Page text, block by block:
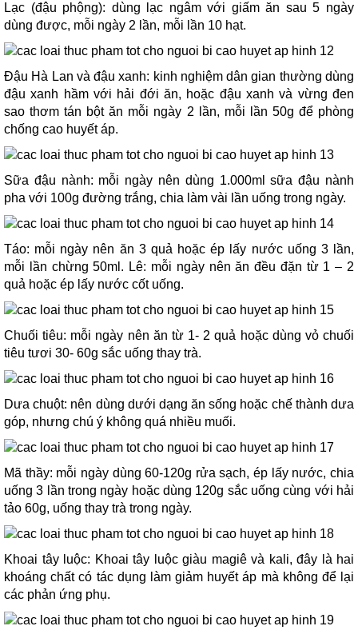
Lạc (đậu phộng): dùng lạc ngâm với giấm ăn sau 5 ngày
dùng được, mỗi ngày 2 lần, mỗi lần 10 hạt.
Đậu Hà Lan và đậu xanh: kinh nghiệm dân gian thường dùng
đậu xanh hầm với hải đới ăn, hoặc đậu xanh và vừng đen
sao thơm tán bột ăn mỗi ngày 2 lần, mỗi lần 50g để phòng
chống cao huyết áp.
Sữa đậu nành: mỗi ngày nên dùng 1.000ml sữa đậu nành
pha với 100g đường trắng, chia làm vài lần uống trong ngày.
Táo: mỗi ngày nên ăn 3 quả hoặc ép lấy nước uống 3 lần,
mỗi lần chừng 50ml. Lê: mỗi ngày nên ăn đều đặn từ 1 – 2
quả hoặc ép lấy nước cốt uống.
Chuối tiêu: mỗi ngày nên ăn từ 1- 2 quả hoặc dùng vỏ chuối
tiêu tươi 30- 60g sắc uống thay trà.
Dưa chuột: nên dùng dưới dạng ăn sống hoặc chế thành dưa
góp, nhưng chú ý không quá nhiều muối.
Mã thầy: mỗi ngày dùng 60-120g rửa sạch, ép lấy nước, chia
uống 3 lần trong ngày hoặc dùng 120g sắc uống cùng với hải
tảo 60g, uống thay trà trong ngày.
Khoai tây luộc: Khoai tây luộc giàu magiê và kali, đây là hai
khoáng chất có tác dụng làm giảm huyết áp mà không để lại
các phản ứng phụ.